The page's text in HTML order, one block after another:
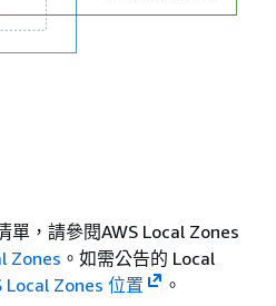
單，請參閱AWS Local Zones
Zones 。如需公告的 Local
Local Zones 位置 。